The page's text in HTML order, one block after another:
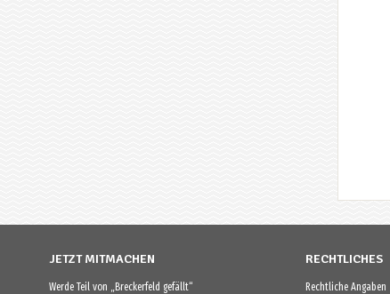
JETZT MITMACHEN
Werde Teil von „Breckerfeld gefällt“
RECHTLICHES
Rechtliche Angaben